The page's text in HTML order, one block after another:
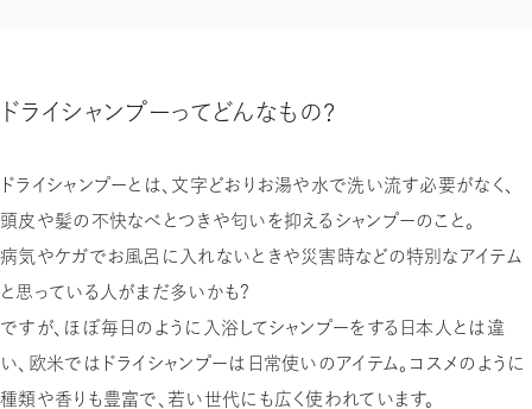
ドライシャンプーってどんなもの？
ドライシャンプーとは、文字どおりお湯や水で洗い流す必要がなく、
頭皮や髪の不快なべとつきや匂いを抑えるシャンプーのこと。
病気やケガでお風呂に入れないときや災害時などの特別なアイテム
と思っている人がまだ多いかも？
ですが、ほぼ毎日のように入浴してシャンプーをする日本人とは違
い、欧米ではドライシャンプーは日常使いのアイテム。コスメのように
種類や香りも豊富で、若い世代にも広く使われています。